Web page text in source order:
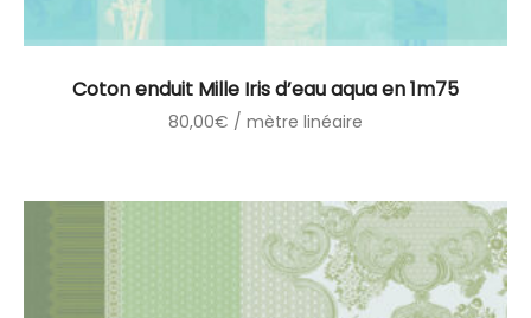
Coton enduit Mille Iris d’eau aqua en 1m75
80,00€ / mètre linéaire